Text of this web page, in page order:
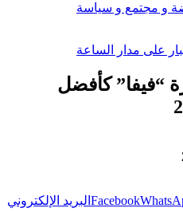
“فيفا” كأفضل
Facebook البريد الإلكتروني